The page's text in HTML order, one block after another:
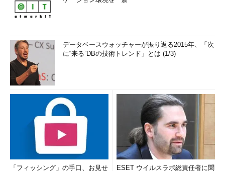
データベースウォッチャーが振り返る2015年、「次
に“来る”DBの技術トレンド」とは (1/3)
「フィッシング」の手口、お見せ
ESET ウイルスラボ総責任者に聞